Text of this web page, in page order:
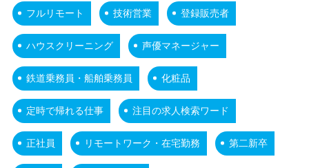
フルリモート 技術営業 登録販売者
ハウスクリーニング 声優マネージャー
鉄道乗務員・船舶乗務員 化粧品
定時で帰れる仕事 注目の求人検索ワード
正社員 リモートワーク・在宅勤務 第二新卒